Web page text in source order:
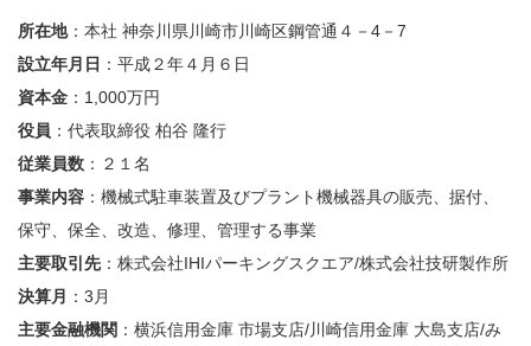
所在地：本社 神奈川県川崎市川崎区鋼管通４－4－7
設立年月日 ：平成２年４月６日
資本金 ：1,000万円
役員 ：代表取締役 柏谷 隆行
従業員数 ：２１名
事業内容 ：機械式駐車装置及びプラント機械器具の販売、据付、
保守、保全、改造、修理、管理する事業
主要取引先：株式会社IHIパーキングスクエア/株式会社技研製作所
決算月 ：3月
主要金融機関 ：横浜信用金庫 市場支店/川崎信用金庫 大島支店/み